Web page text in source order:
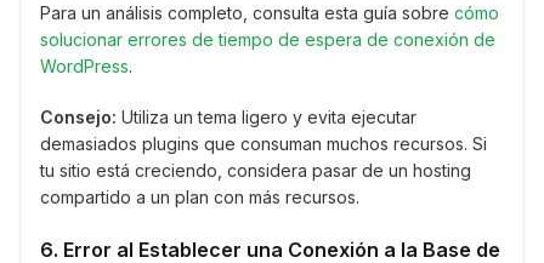
Para un análisis completo, consulta esta guía sobre cómo
solucionar errores de tiempo de espera de conexión de
WordPress.
Consejo: Utiliza un tema ligero y evita ejecutar
demasiados plugins que consuman muchos recursos. Si
tu sitio está creciendo, considera pasar de un hosting
compartido a un plan con más recursos.
6. Error al Establecer una Conexión a la Base de